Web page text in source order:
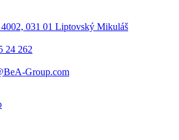
031 01 Liptovský Mikuláš
24 262
Group.com